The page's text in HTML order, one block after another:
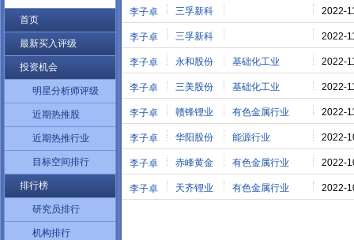
首页
最新买入评级
投资机会
明星分析师评级
近期热推股
近期热推行业
目标空间排行
排行榜
研究员排行
机构排行
李子卓 三孚新科 2022-
李子卓 三孚新科 2022-
李子卓 永和股份 基础化工业 2022-
李子卓 三美股份 基础化工业 2022-
李子卓 赣锋锂业 有色金属行业 2022-
李子卓 华阳股份 能源行业 2022-
李子卓 赤峰黄金 有色金属行业 2022-
李子卓 天齐锂业 有色金属行业 2022-